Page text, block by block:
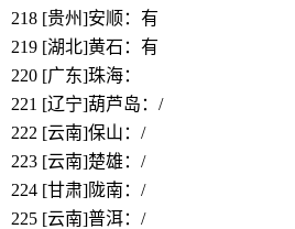
218 [贵州]安顺：有
219 [湖北]黄石：有
220 [广东]珠海：
221 [辽宁]葫芦岛：/
222 [云南]保山：/
223 [云南]楚雄：/
224 [甘肃]陇南：/
225 [云南]普洱：/